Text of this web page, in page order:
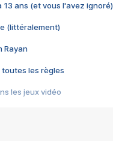
13 ans (et vous l'avez ignoré)
(littéralement)
Rayan
toutes les règles
les jeux vidéo